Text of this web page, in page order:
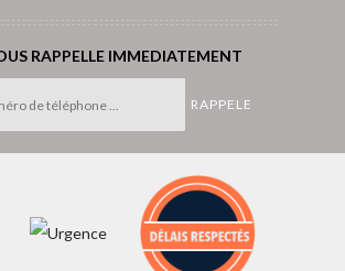
RAPPELLE IMMEDIATEMENT